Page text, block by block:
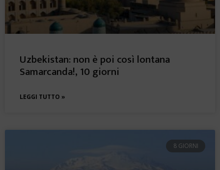
Uzbekistan: non è poi così lontana
Samarcanda!, 10 giorni
LEGGI TUTTO »
8 GIORNI